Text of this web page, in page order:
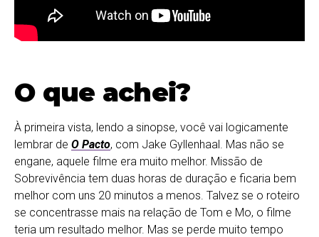
O que achei?
À primeira vista, lendo a sinopse, você vai logicamente
lembrar de O Pacto, com Jake Gyllenhaal. Mas não se
engane, aquele filme era muito melhor. Missão de
Sobrevivência tem duas horas de duração e ficaria bem
melhor com uns 20 minutos a menos. Talvez se o roteiro
se concentrasse mais na relação de Tom e Mo, o filme
teria um resultado melhor. Mas se perde muito tempo